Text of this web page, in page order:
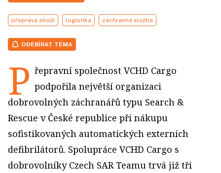
přeprava zboží logistika záchranná služba
ODEBÍRAT TÉMA
P řepravní společnost VCHD Cargo
podpořila největší organizaci
dobrovolných záchranářů typu Search &
Rescue v České republice při nákupu
sofistikovaných automatických externích
defibrilátorů. Spolupráce VCHD Cargo s
dobrovolníky Czech SAR Teamu trvá již tři